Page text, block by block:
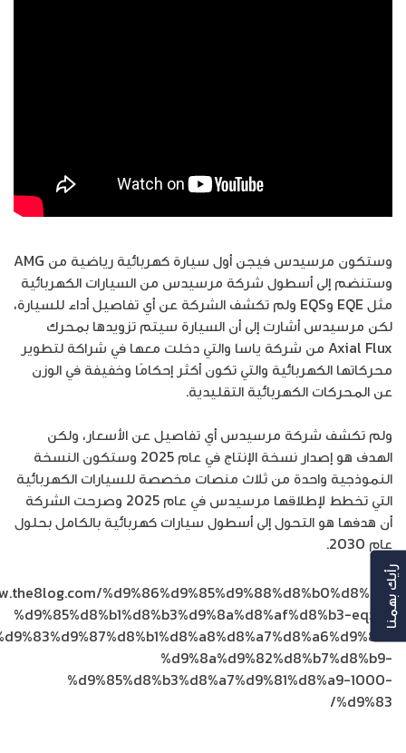
وستكون مرسيدس فيجن أول سيارة كهربائية رياضية من AMG
وستنضم إلى أسطول شركة مرسيدس من السيارات الكهربائية
مثل EQE وEQS ولم تكشف الشركة عن أي تفاصيل أداء للسيارة،
لكن مرسيدس أشارت إلى أن السيارة سيتم تزويدها بمحرك
Axial Flux من شركة ياسا والتي دخلت معها في شراكة لتطوير
محركاتها الكهربائية والتي تكون أكثر إحكامًا وخفيفة في الوزن
عن المحركات الكهربائية التقليدية.
ولم تكشف شركة مرسيدس أي تفاصيل عن الأسعار، ولكن
الهدف هو إصدار نسخة الإنتاج في عام 2025 وستكون النسخة
النموذجية واحدة من ثلاث منصات مخصصة للسيارات الكهربائية
التي تخطط لإطلاقها مرسيدس في عام 2025 وصرحت الشركة
أن هدفها هو التحول إلى أسطول سيارات كهربائية بالكامل بحلول
عام 2030.
%d9%86%d9%85%d9%88%d8%b0%d8%ac-
%d9%85%d8%b1%d8%b3%d9%8a%d8%af%d8%b3-eqxx-
%d9%8a%d9%82%d8%b7%d8%b9-
%d9%85%d8%b3%d8%a7%d9%81%d8%a9-1000-
%d9%83/
رأيك بهمنا